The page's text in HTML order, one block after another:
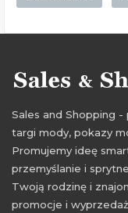
Sales and Shopping -
targi mody, pokazy
Promujemy ideę
przemyślanie i
Twoją rodzinę i
promocje i